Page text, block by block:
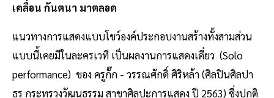
เคลื่อน กันตนา มาตลอด
แนวทางการแสดงแบบโชว์องค์ประกอบงานสร้างทั้งสามส่วน
แบบนี้เคยมีในละครเวที เป็นผลงานการแสดงเดี่ยว (Solo
performance) ของ ครูกั๊ก - วรรณศักดิ์ ศิริหล้า (ศิลปินศิลปา
ธร กระทรวงวัฒนธรรม สาขาศิลปะการแสดง ปี 2563) ซึ่งปกติ